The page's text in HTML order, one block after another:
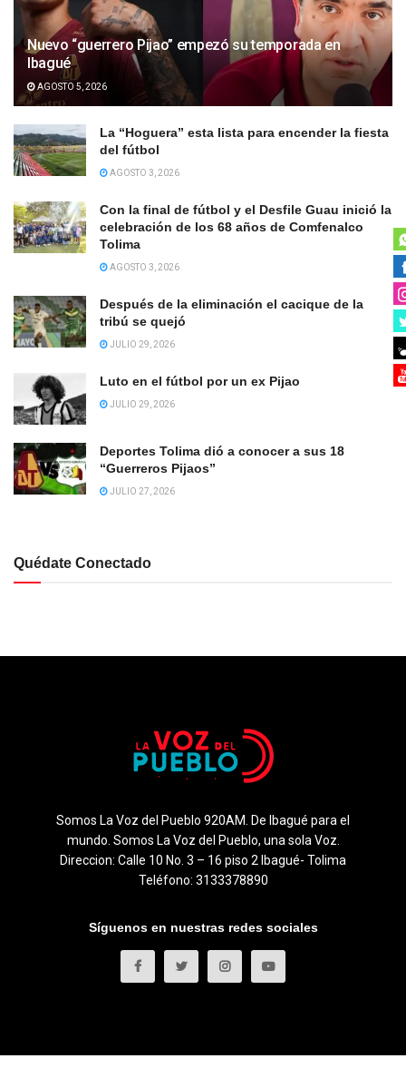
Nuevo “guerrero Pijao” empezó su temporada en
Ibagué
AGOSTO 5, 2026
La “Hoguera” esta lista para encender la fiesta
del fútbol
AGOSTO 3, 2026
Con la final de fútbol y el Desfile Guau inició la
celebración de los 68 años de Comfenalco
Tolima
AGOSTO 3, 2026
Después de la eliminación el cacique de la
tribú se quejó
JULIO 29, 2026
Luto en el fútbol por un ex Pijao
JULIO 29, 2026
Deportes Tolima dió a conocer a sus 18
“Guerreros Pijaos”
JULIO 27, 2026
Quédate Conectado
Somos La Voz del Pueblo 920AM. De Ibagué para el
mundo. Somos La Voz del Pueblo, una sola Voz.
Direccion: Calle 10 No. 3 – 16 piso 2 Ibagué- Tolima
Teléfono: 3133378890
Síguenos en nuestras redes sociales